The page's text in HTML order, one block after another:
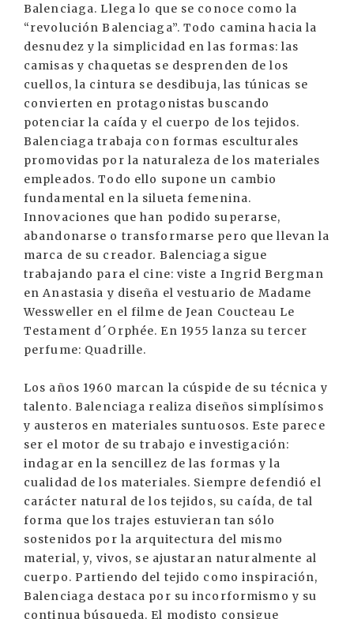
Balenciaga. Llega lo que se conoce como la
“revolución Balenciaga”. Todo camina hacia la
desnudez y la simplicidad en las formas: las
camisas y chaquetas se desprenden de los
cuellos, la cintura se desdibuja, las túnicas se
convierten en protagonistas buscando
potenciar la caída y el cuerpo de los tejidos.
Balenciaga trabaja con formas esculturales
promovidas por la naturaleza de los materiales
empleados. Todo ello supone un cambio
fundamental en la silueta femenina.
Innovaciones que han podido superarse,
abandonarse o transformarse pero que llevan la
marca de su creador. Balenciaga sigue
trabajando para el cine: viste a Ingrid Bergman
en Anastasia y diseña el vestuario de Madame
Wessweller en el filme de Jean Coucteau Le
Testament d´Orphée. En 1955 lanza su tercer
perfume: Quadrille.
Los años 1960 marcan la cúspide de su técnica y
talento. Balenciaga realiza diseños simplísimos
y austeros en materiales suntuosos. Este parece
ser el motor de su trabajo e investigación:
indagar en la sencillez de las formas y la
cualidad de los materiales. Siempre defendió el
carácter natural de los tejidos, su caída, de tal
forma que los trajes estuvieran tan sólo
sostenidos por la arquitectura del mismo
material, y, vivos, se ajustaran naturalmente al
cuerpo. Partiendo del tejido como inspiración,
Balenciaga destaca por su incorformismo y su
continua búsqueda. El modisto consigue